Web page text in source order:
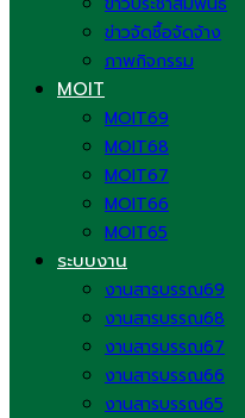
ข่าวจัดซื้อจัดจ้าง
ภาพกิจกรรม
MOIT
MOIT69
MOIT68
MOIT67
MOIT66
MOIT65
ระบบงาน
งานสารบรรณ69
งานสารบรรณ68
งานสารบรรณ67
งานสารบรรณ66
งานสารบรรณ65